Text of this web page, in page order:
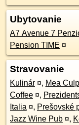
Ubytovanie
A7 Avenue 7
Pension TIME ¤
Stravovanie
Kulinár ¤, Mea
Coffee ¤,
Italia ¤, Prešovské
Jazz Wine Pub ¤,